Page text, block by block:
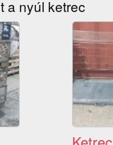
a nyúl ketrec